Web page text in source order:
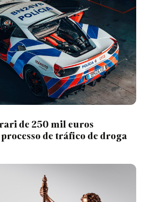
de 250 mil euros
de tráfico de droga